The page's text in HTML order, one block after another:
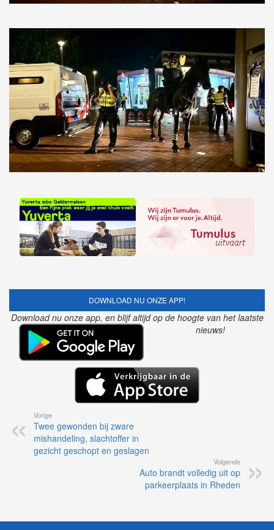
DOWNLOAD NU ONZE APP!
Download nu onze app, en blijf altijd op de hoogte van het laatste
nieuws!
Vorige
Twee gewonden bij zware
mishandeling, slachtoffer in
gezicht geschopt en geslagen
Volgende
Auto brandt volledig uit op
parkeerplaats in Rheden